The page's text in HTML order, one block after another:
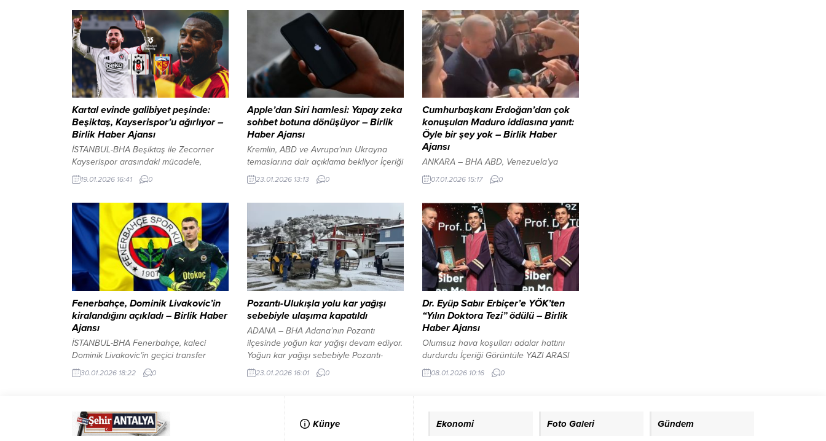
Kartal evinde galibiyet peşinde:
Beşiktaş, Kayserispor’u ağırlıyor –
Birlik Haber Ajansı
İSTANBUL-BHA Beşiktaş ile Zecorner
Kayserispor arasındaki mücadele,
Tüpraş Stadyumu’nda saat 20.00’de
başlayacak. Karşılaşmayı hakem Ozan
soruşturmasında karar çıktı: PFDK’dan
146 antrenöre cezaYAZI ARASI REKLAM
ALANI İçeriği Görüntüle Beşiktaş çıkış
arıyor Süper Lig’in ilk yarısında oynadığı
17 maçta 8 galibiyet, 5 beraberlik ve 4
mağlubiyet alan Beşiktaş, topladığı...
19.01.2026 16:41 0
Apple’dan Siri hamlesi: Yapay zeka
sohbet botuna dönüşüyor – Birlik
Haber Ajansı
Kremlin, ABD ve Avrupa’nın Ukrayna
temaslarına dair açıklama bekliyor İçeriği
Görüntüle YAZI ARASI REKLAM ALANI
ANKARA-BHA Apple bünyesinde
kapsamında Siri, Google’ın Gemini
altyapısı üzerine inşa edilen özel bir
Apple yapay zeka modeliyle
güçlendirilecek. Bu sayede Siri, yalnızca
verilen komutları yerine getiren bir
yardımcı olmaktan çıkarak,...
23.01.2026 13:13 0
Cumhurbaşkanı Erdoğan’dan çok
konuşulan Maduro iddiasına yanıt:
Öyle bir şey yok – Birlik Haber
Ajansı
ANKARA – BHA ABD, Venezuela’ya
düzenlediği 2 saat 20 dakikalık
operasyonla Devlet Başkanı Nicolas
New York’a götürdü. Olayın yankıları
sürerken Maduro’ya operasyon öncesi
Türkiye’ye gitmesinin teklif edildiği öne
sürülmüştü. Konuyla ilgili gözlerin
çevrildiği Cumhurbaşkanı Erdoğan’dan
dikkat çeken bir açıklama geldi.
Meteoroloji’den 36 il için...
07.01.2026 15:17 0
Fenerbahçe, Dominik Livakovic’in
kiralandığını açıkladı – Birlik Haber
Ajansı
İSTANBUL-BHA Fenerbahçe, kaleci
Dominik Livakovic’in geçici transfer
sürecine ilişkin resmi bir açıklama yaptı.
Kulüpten yapılan bilgilendirmede,
belirtildi. Girona ile sözleşme feshedildi
Açıklamada, İspanya’nın Girona
30.01.2026 18:22 0
Pozantı-Ulukışla yolu kar yağışı
sebebiyle ulaşıma kapatıldı
ADANA – BHA Adana’nın Pozantı
ilçesinde yoğun kar yağışı devam ediyor.
Yoğun kar yağışı sebebiyle Pozantı-
Ulukışla karayolu trafiğe kapatıldı. Trafik
ekipleri ulaşımı Pozantı ilçesinden Niğde-
başladı. YAZI ARASI REKLAM ALANI
23.01.2026 16:01 0
Dr. Eyüp Sabır Erbiçer’e YÖK’ten
“Yılın Doktora Tezi” ödülü – Birlik
Haber Ajansı
Olumsuz hava koşulları adalar hattını
durdurdu İçeriği Görüntüle YAZI ARASI
REKLAM ALANI ANKARA-BHA 2025-
2026 Yükseköğretim Akademik Yılı Açılış
YÖK Başkanı Prof. Dr. Erol Özvar,
08.01.2026 10:16 0
Künye Ekonomi Foto Galeri Gündem